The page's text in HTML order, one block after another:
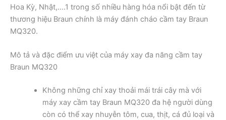
Hoa Kỳ, Nhật,….1 trong số nhiều hàng hóa nổi bật đến từ
thương hiệu Braun chính là máy đánh cháo cầm tay Braun
MQ320.
Mô tả và đặc điểm ưu việt của máy xay đa năng cầm tay
Braun MQ320
Không những chỉ xay thoải mái trái cây mà với
máy xay cầm tay Braun MQ320 đa hệ người dùng
còn có thể xay nhuyễn tôm, cua, thịt, cá đủ loại và